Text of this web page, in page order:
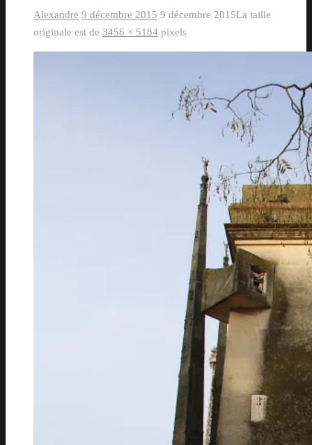
Alexandre 9 décembre 2015 9 décembre 2015La taille
originale est de 3456 × 5184 pixels